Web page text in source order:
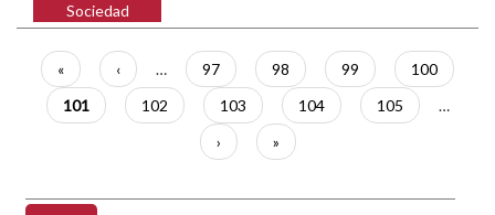
Sociedad
Paginación
Primera
página
«
Página
anterior
‹ … Página
97 Página
98 Página
99 Página
100
Página
actual
101 Página
102 Página
103 Página
104 Página
105
…
Siguiente
página
›
Última
página
»